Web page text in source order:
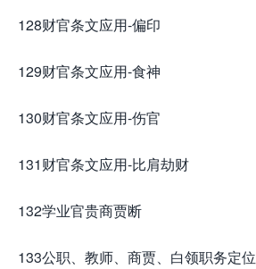
128财官条文应用-偏印
129财官条文应用-食神
130财官条文应用-伤官
131财官条文应用-比肩劫财
132学业官贵商贾断
133公职、教师、商贾、白领职务定位